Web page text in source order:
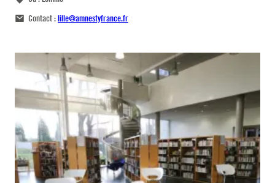
Contact :lille@amnestyfrance.fr